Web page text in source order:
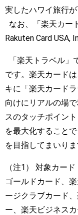
実したハワイ旅行が
なお、「楽天カー
Rakuten Card USA,
「楽天トラベル」
です。楽天カード
キに「楽天カード
向けにリアルの場
スのタッチポイン
を最大化すること
を目指してまいりま
（注1） 対象カー
ゴールドカード、
ージクラブカード
ー、楽天ビジネス